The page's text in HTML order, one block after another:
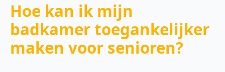
Hoe kan ik mijn
badkamer toegankelijker
maken voor senioren?